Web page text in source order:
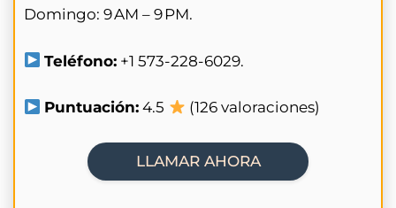
Domingo: 9 AM – 9 PM.
Teléfono: +1 573-228-6029.
Puntuación: 4.5 (126 valoraciones)
LLAMAR AHORA